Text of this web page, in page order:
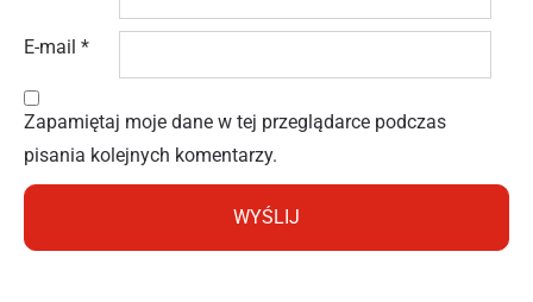
E-mail *
Zapamiętaj moje dane w tej przeglądarce podczas
pisania kolejnych komentarzy.